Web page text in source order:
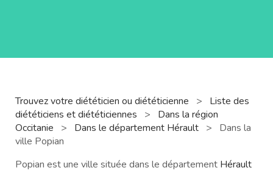
Trouvez votre diététicien ou diététicienne >
Liste des
diététiciens et diététiciennes
>
Dans la région
Occitanie
> Dans le département Hérault >
Dans la
ville Popian
Popian est une ville située dans le département Hérault